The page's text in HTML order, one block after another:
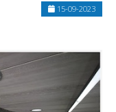
15-09-2023